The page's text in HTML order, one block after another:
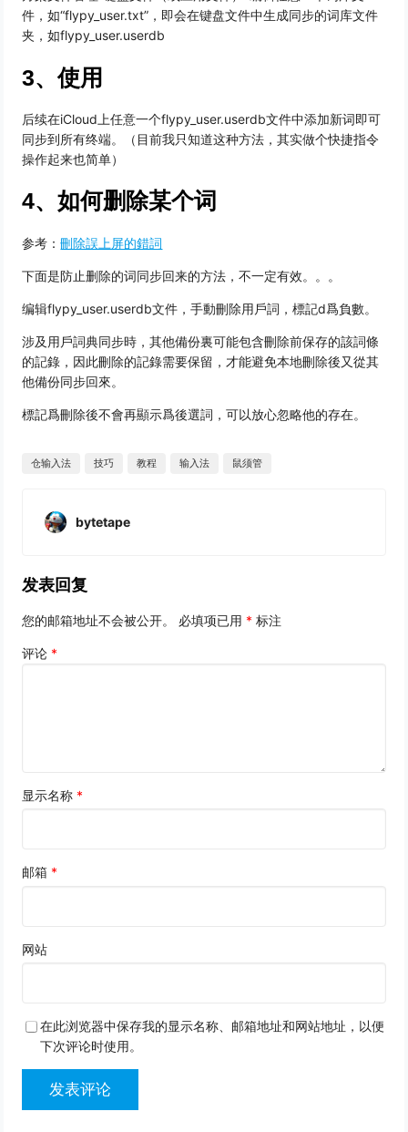
件，如“flypy_user.txt”，即会在键盘文件中生成同步的词库文件
夹，如flypy_user.userdb
3、使用
后续在iCloud上任意一个flypy_user.userdb文件中添加新词即可
同步到所有终端。（目前我只知道这种方法，其实做个快捷指令
操作起来也简单）
4、如何删除某个词
参考：刪除誤上屏的錯詞
下面是防止删除的词同步回来的方法，不一定有效。。。
编辑flypy_user.userdb文件，手動刪除用戶詞，標記d爲負數。
涉及用戶詞典同步時，其他備份裏可能包含刪除前保存的該詞條
的記錄，因此刪除的記錄需要保留，才能避免本地刪除後又從其
他備份同步回來。
標記爲刪除後不會再顯示爲後選詞，可以放心忽略他的存在。
仓输入法 技巧 教程 输入法 鼠须管
bytetape
发表回复
您的邮箱地址不会被公开。 必填项已用 * 标注
评论 *
显示名称 *
邮箱 *
网站
在此浏览器中保存我的显示名称、邮箱地址和网站地址，以便
下次评论时使用。